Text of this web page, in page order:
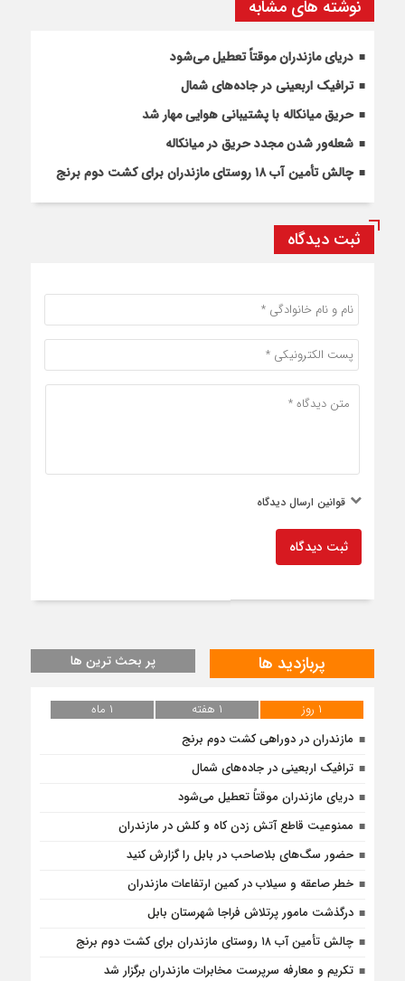
نوشته های مشابه
دریای مازندران موقتاً تعطیل می‌شود
ترافیک اربعینی در جاده‌های شمال
حریق میانکاله با پشتیبانی هوایی مهار شد
شعله‌ور شدن مجدد حریق در میانکاله
چالش تأمین آب ۱۸ روستای مازندران برای کشت دوم برنج
ثبت دیدگاه
قوانین ارسال دیدگاه
ثبت دیدگاه
پربازدید ها پر بحث ترین ها
۱ روز ۱ هفته
۱ ماه
مازندران در دوراهی کشت دوم برنج
ترافیک اربعینی در جاده‌های شمال
دریای مازندران موقتاً تعطیل می‌شود
ممنوعیت قاطع آتش زدن کاه و کلش در مازندران
حضور سگ‌های بلاصاحب در بابل را ‌گزارش کنید
خطر صاعقه و سیلاب در کمین ارتفاعات مازندران
درگذشت مامور پرتلاش فراجا شهرستان بابل
چالش تأمین آب ۱۸ روستای مازندران برای کشت دوم برنج
تکریم و معارفه سرپرست مخابرات مازندران برگزار شد